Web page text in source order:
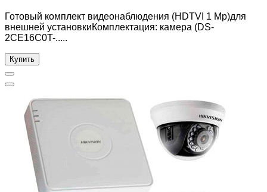
Готовый комплект видеонаблюдения (HDTVI 1 Mp)для
внешней установкиКомплектация: камера (DS-
2CE16C0T-.....
Купить